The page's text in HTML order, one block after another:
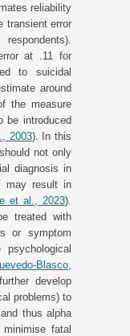
reliability
transient error
at .11 for
to suicidal
around
the measure
be introduced
2003). In this
not only
diagnosis in
may result in
et al., 2023).
treated with
or symptom
Blasco,
develop
problems) to
thus alpha
fatal